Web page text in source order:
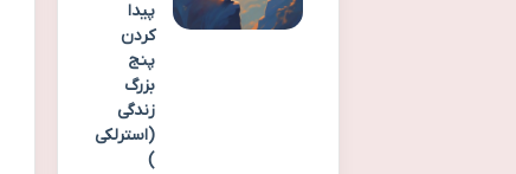
پیدا
کردن
پنج
بزرگ
زندگی
(استرلکی
)